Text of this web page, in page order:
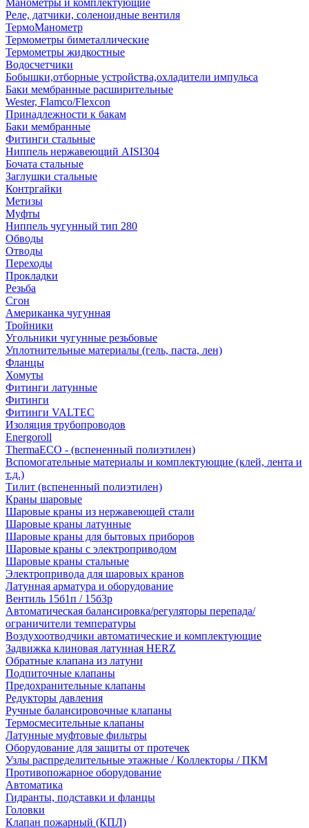
Манометры и комплектующие
Реле, датчики, соленоидные вентиля
ТермоМанометр
Термометры биметаллические
Термометры жидкостные
Водосчетчики
Бобышки,отборные устройства,охладители импульса
Баки мембранные расширительные
Wester, Flamco/Flexcon
Принадлежности к бакам
Баки мембранные
Фитинги стальные
Ниппель нержавеющий AISI304
Бочата стальные
Заглушки стальные
Контргайки
Метизы
Муфты
Ниппель чугунный тип 280
Обводы
Отводы
Переходы
Прокладки
Резьба
Сгон
Американка чугунная
Тройники
Угольники чугунные резьбовые
Уплотнительные материалы (гель, паста, лен)
Фланцы
Хомуты
Фитинги латунные
Фитинги
Фитинги VALTEC
Изоляция трубопроводов
Energoroll
ThermaECO - (вспененный полиэтилен)
Вспомогательные материалы и комплектующие (клей, лента и
т.д.)
Тилит (вспененный полиэтилен)
Краны шаровые
Шаровые краны из нержавеющей стали
Шаровые краны латунные
Шаровые краны для бытовых приборов
Шаровые краны с электроприводом
Шаровые краны стальные
Электропривода для шаровых кранов
Латунная арматура и оборудование
Вентиль 15б1п / 15б3р
Автоматическая балансировка/регуляторы перепада/
ограничители температуры
Воздухоотводчики автоматические и комплектующие
Задвижка клиновая латунная HERZ
Обратные клапана из латуни
Подпиточные клапаны
Предохранительные клапаны
Редукторы давления
Ручные балансировочные клапаны
Термосмесительные клапаны
Латунные муфтовые фильтры
Оборудование для защиты от протечек
Узлы распределительные этажные / Коллекторы / ПКМ
Противопожарное оборудование
Автоматика
Гидранты, подставки и фланцы
Головки
Клапан пожарный (КПЛ)